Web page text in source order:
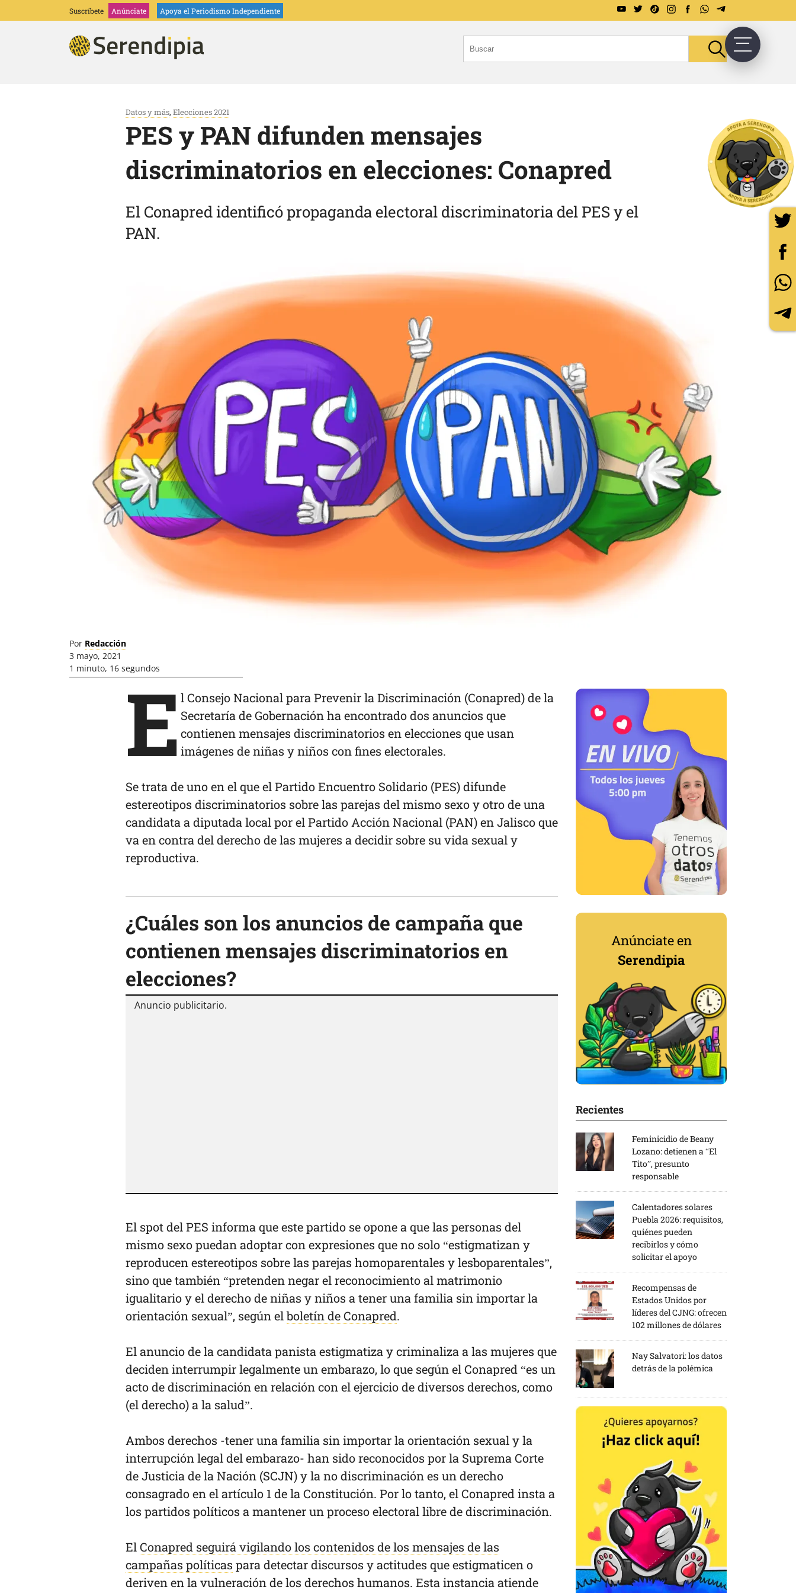
Suscríbete Anúnciate Apoya el Periodismo Independiente
Datos y más, Elecciones 2021
PES y PAN difunden mensajes
discriminatorios en elecciones: Conapred
El Conapred identificó propaganda electoral discriminatoria del PES y el
PAN.
Por Redacción
3 mayo, 2021
1 minuto, 16 segundos
E l Consejo Nacional para Prevenir la Discriminación (Conapred) de la
Secretaría de Gobernación ha encontrado dos anuncios que
contienen mensajes discriminatorios en elecciones que usan
imágenes de niñas y niños con fines electorales.
Se trata de uno en el que el Partido Encuentro Solidario (PES) difunde
estereotipos discriminatorios sobre las parejas del mismo sexo y otro de una
candidata a diputada local por el Partido Acción Nacional (PAN) en Jalisco que
va en contra del derecho de las mujeres a decidir sobre su vida sexual y
reproductiva.
¿Cuáles son los anuncios de campaña que
contienen mensajes discriminatorios en
elecciones?
El spot del PES informa que este partido se opone a que las personas del
mismo sexo puedan adoptar con expresiones que no solo “estigmatizan y
reproducen estereotipos sobre las parejas homoparentales y lesboparentales”,
sino que también “pretenden negar el reconocimiento al matrimonio
igualitario y el derecho de niñas y niños a tener una familia sin importar la
orientación sexual”, según elboletín de Conapred.
El anuncio de la candidata panista estigmatiza y criminaliza a las mujeres que
deciden interrumpir legalmente un embarazo, lo que según el Conapred “es un
acto de discriminación en relación con el ejercicio de diversos derechos, como
(el derecho) a la salud”.
Ambos derechos -tener una familia sin importar la orientación sexual y la
interrupción legal del embarazo- han sido reconocidos por la Suprema Corte
de Justicia de la Nación (SCJN) y la no discriminación es un derecho
consagrado en el artículo 1 de la Constitución. Por lo tanto, el Conapred insta a
los partidos políticos a mantener un proceso electoral libre de discriminación.
ElConapred seguirá vigilando los contenidos de los mensajes de las
campañas políticas para detectar discursos y actitudes que estigmaticen o
deriven en la vulneración de los derechos humanos. Esta instancia atiende
Anúnciate en
Serendipia
Recientes
Feminicidio de Beany
Lozano: detienen a “El
Tito”, presunto
responsable
Calentadores solares
Puebla 2026: requisitos,
quiénes pueden
recibirlos y cómo
solicitar el apoyo
Recompensas de
Estados Unidos por
líderes del CJNG: ofrecen
102 millones de dólares
Nay Salvatori: los datos
detrás de la polémica